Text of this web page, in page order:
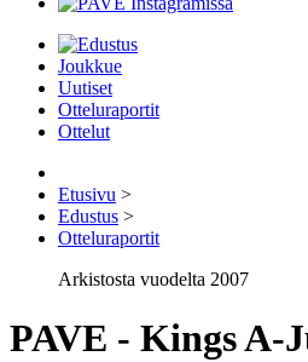
Joukkue
Uutiset
Otteluraportit
Ottelut
Etusivu >
Edustus >
Otteluraportit
Arkistosta vuodelta 2007
PAVE - Kings A-